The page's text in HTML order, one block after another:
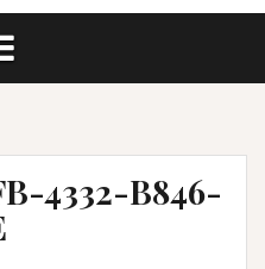
4332-B846-